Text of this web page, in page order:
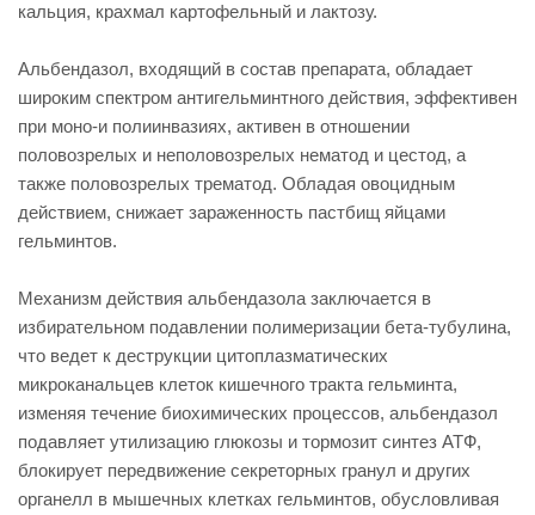
кальция, крахмал картофельный и лактозу.
Альбендазол, входящий в состав препарата, обладает
широким спектром антигельминтного действия, эффективен
при моно-и полиинвазиях, активен в отношении
половозрелых и неполовозрелых нематод и цестод, а
также половозрелых трематод. Обладая овоцидным
действием, снижает зараженность пастбищ яйцами
гельминтов.
Механизм действия альбендазола заключается в
избирательном подавлении полимеризации бета-тубулина,
что ведет к деструкции цитоплазматических
микроканальцев клеток кишечного тракта гельминта,
изменяя течение биохимических процессов, альбендазол
подавляет утилизацию глюкозы и тормозит синтез АТФ,
блокирует передвижение секреторных гранул и других
органелл в мышечных клетках гельминтов, обусловливая